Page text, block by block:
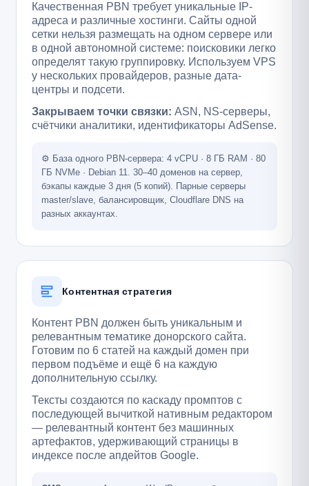
Качественная PBN требует уникальные IP-
адреса и различные хостинги. Сайты одной
сетки нельзя размещать на одном сервере или
в одной автономной системе: поисковики легко
определят такую группировку. Используем VPS
у нескольких провайдеров, разные дата-
центры и подсети.
Закрываем точки связки: ASN, NS-серверы,
счётчики аналитики, идентификаторы AdSense.
⚙️ База одного PBN-сервера: 4 vCPU · 8 ГБ RAM · 80
ГБ NVMe · Debian 11. 30–40 доменов на сервер,
бэкапы каждые 3 дня (5 копий). Парные серверы
master/slave, балансировщик, Cloudflare DNS на
разных аккаунтах.
Контентная стратегия
Контент PBN должен быть уникальным и
релевантным тематике донорского сайта.
Готовим по 6 статей на каждый домен при
первом подъёме и ещё 6 на каждую
дополнительную ссылку.
Тексты создаются по каскаду промптов с
последующей вычиткой нативным редактором
— релевантный контент без машинных
артефактов, удерживающий страницы в
индексе после апдейтов Google.